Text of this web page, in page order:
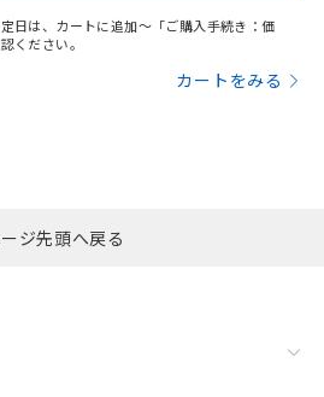
日は、カートに追加～「ご購入手続き：価
ください。
カートをみる
ジ先頭へ戻る